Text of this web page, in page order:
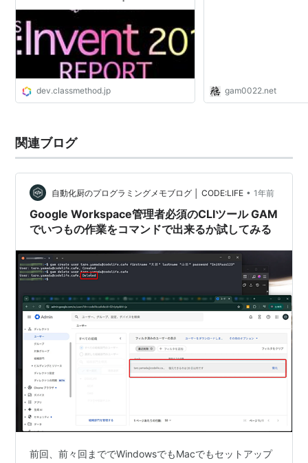
DevelopersIO
dev.classmethod.jp gam0022.net
関連ブログ
自動化厨のプログラミングメモブログ │ CODE:LIFE • 1年前
Google Workspace管理者必須のCLIツール GAM
でいつもの作業をコマンドで出来るか試してみる
前回、前々回まででWindowsでもMacでもセットアップ